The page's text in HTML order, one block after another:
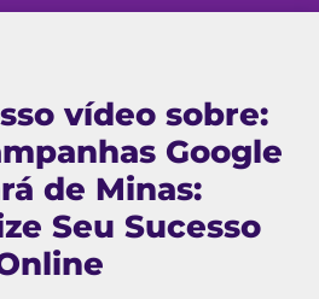
vídeo sobre:
Google
de Minas:
Seu Sucesso